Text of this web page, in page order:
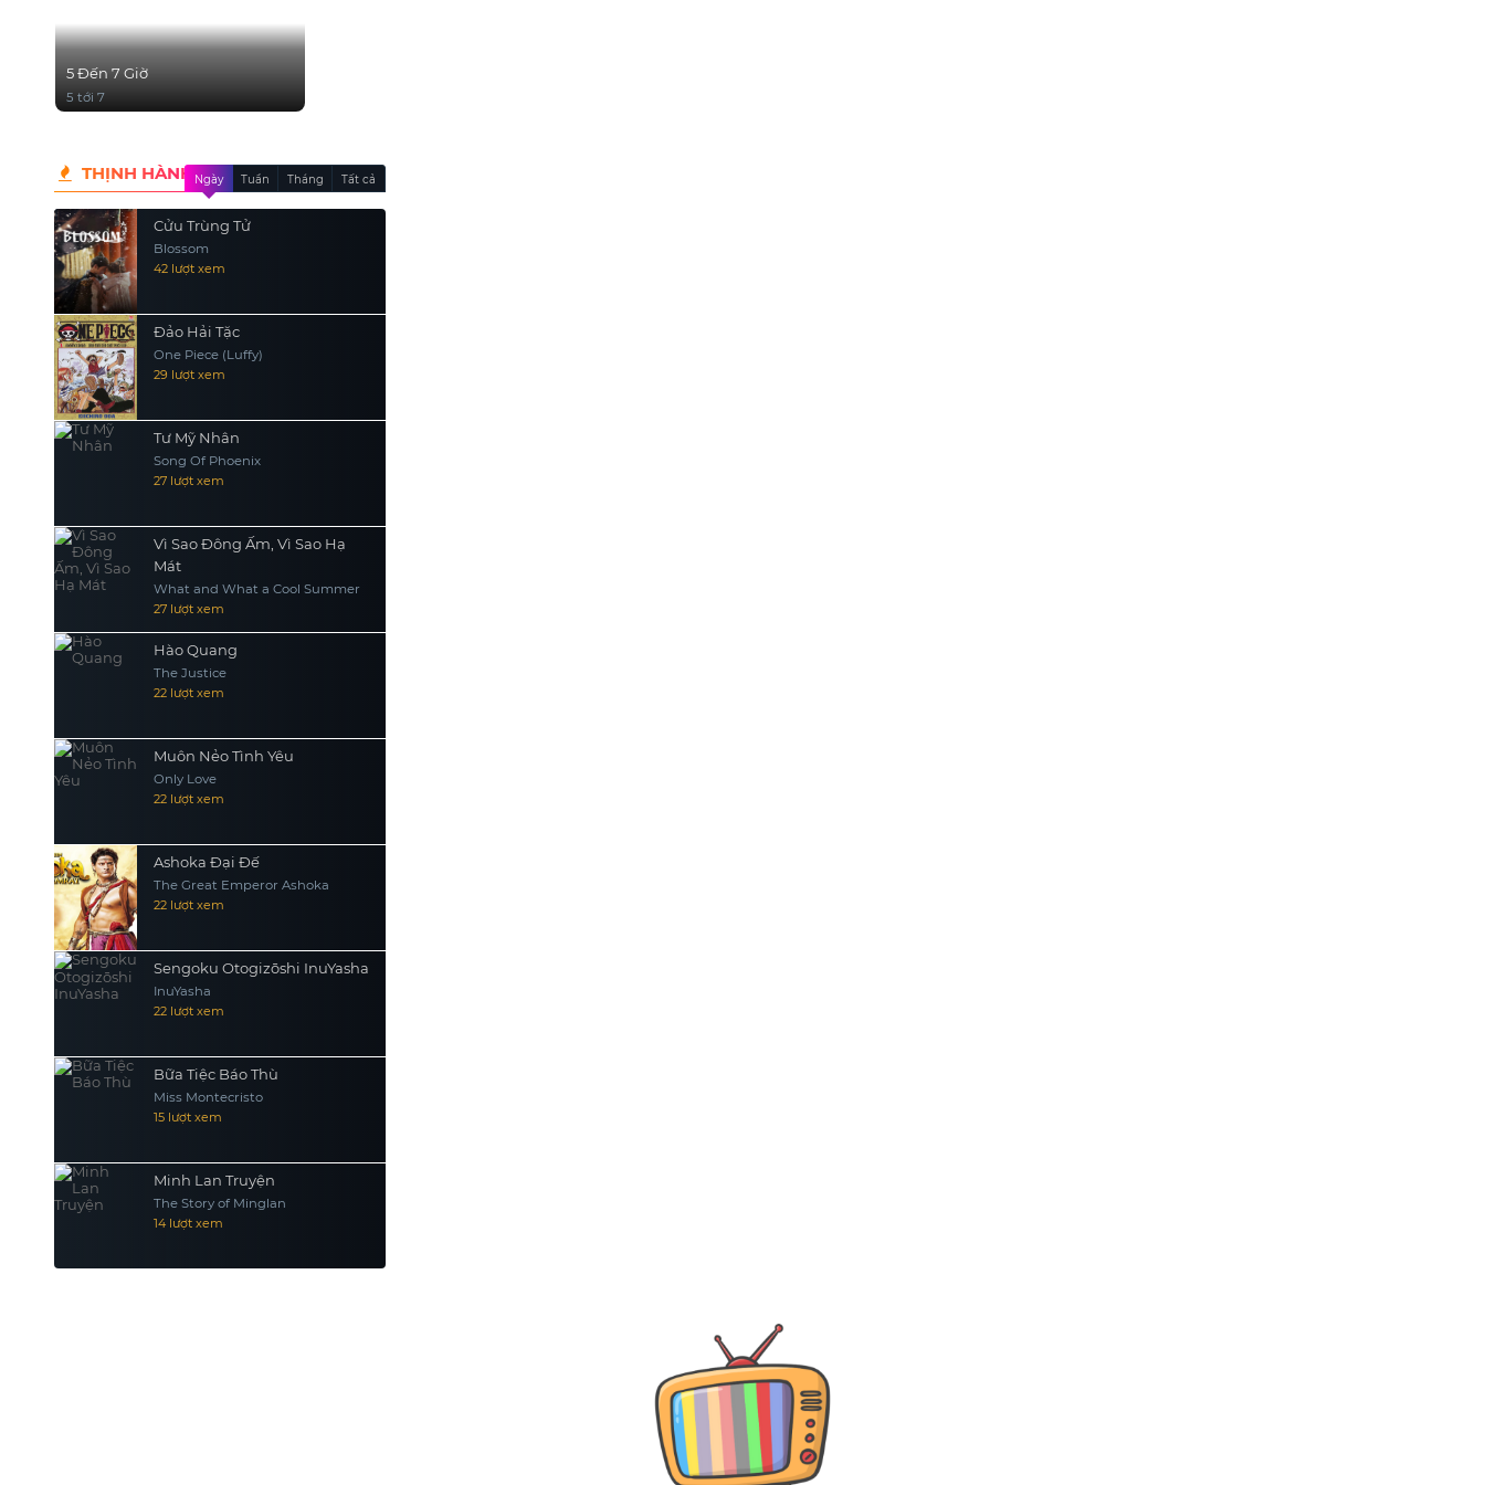
5 Đến 7 Giờ
5 tới 7
THỊNH HÀNH Ngày Tuần Tháng Tất cả
Cửu Trùng Tử
Blossom
42 lượt xem
Đảo Hải Tặc
One Piece (Luffy)
29 lượt xem
Tư Mỹ Nhân
Song Of Phoenix
27 lượt xem
Vì Sao Đông Ấm, Vì Sao Hạ
Mát
What and What a Cool Summer
27 lượt xem
Hào Quang
The Justice
22 lượt xem
Muôn Nẻo Tình Yêu
Only Love
22 lượt xem
Ashoka Đại Đế
The Great Emperor Ashoka
22 lượt xem
Sengoku Otogizōshi InuYasha
InuYasha
22 lượt xem
Bữa Tiệc Báo Thù
Miss Montecristo
15 lượt xem
Minh Lan Truyện
The Story of Minglan
14 lượt xem